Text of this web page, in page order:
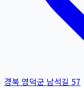
경북 영덕군 남석길 57